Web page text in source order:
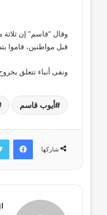
وقال “قاسم” إن
قبل مواطنين، قاموا
ونفى أنباء تتعلق
أيوب قاسم
شاركها
فيسبوك